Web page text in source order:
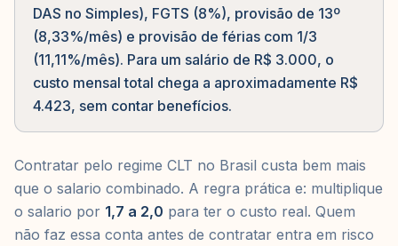
DAS no Simples), FGTS (8%), provisão de 13º
(8,33%/mês) e provisão de férias com 1/3
(11,11%/mês). Para um salário de R$ 3.000, o
custo mensal total chega a aproximadamente R$
4.423, sem contar benefícios.
Contratar pelo regime CLT no Brasil custa bem mais
que o salario combinado. A regra prática e: multiplique
o salario por 1,7 a 2,0 para ter o custo real. Quem
não faz essa conta antes de contratar entra em risco